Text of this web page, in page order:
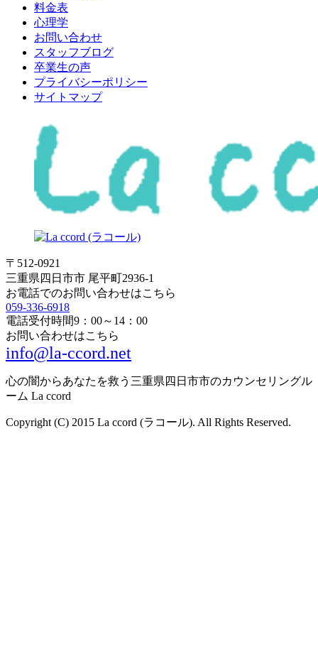
料金表
心理学
お問い合わせ
スタッフブログ
卒業生の声
プライバシーポリシー
サイトマップ
〒512-0921
三重県四日市市 尾平町2936-1
お電話でのお問い合わせはこちら
059-336-6918
電話受付時間9：00～14：00
お問い合わせはこちら
info@la-ccord.net
心の闇からあなたを救う三重県四日市市のカウンセリングル
ーム La ccord
Copyright (C) 2015 La ccord (ラコール). All Rights Reserved.